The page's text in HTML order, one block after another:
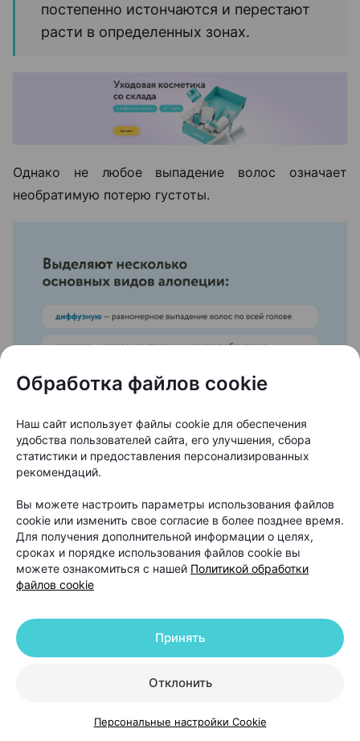
постепенно истончаются и перестают
расти в определенных зонах.
Однако не любое выпадение волос означает
необратимую потерю густоты.
От вида алопеции напрямую зависит прогноз
лечения.
«Если мы говорим о диффузном выпадении волос,
которое возникло на фоне стресса, дефицитов или
гормональных изменений, то такие состояния
устранения причины и курса лечения волосы
постепенно восстанавливаются», —объясняет
С очаговой алопецией ситуация сложнее,
Обработка файлов cookie
Наш сайт использует файлы cookie для обеспечения
удобства пользователей сайта, его улучшения, сбора
статистики и предоставления персонализированных
рекомендаций.
Вы можете настроить параметры использования файлов
cookie или изменить свое согласие в более позднее время.
Для получения дополнительной информации о целях,
сроках и порядке использования файлов cookie вы
можете ознакомиться с нашей Политикой обработки
файлов cookie
Отклонить
Принять
Персональные настройки Cookie